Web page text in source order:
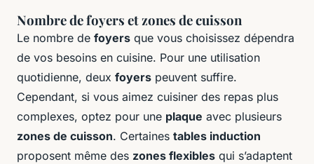
Nombre de foyers et zones de cuisson
Le nombre de foyers que vous choisissez dépendra
de vos besoins en cuisine. Pour une utilisation
quotidienne, deux foyers peuvent suffire.
Cependant, si vous aimez cuisiner des repas plus
complexes, optez pour une plaque avec plusieurs
zones de cuisson. Certaines tables induction
proposent même des zones flexibles qui s’adaptent